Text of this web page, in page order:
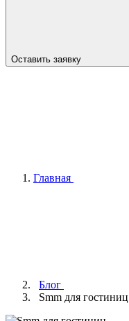
Оставить заявку
Главная
Блог
Smm для гостиниц